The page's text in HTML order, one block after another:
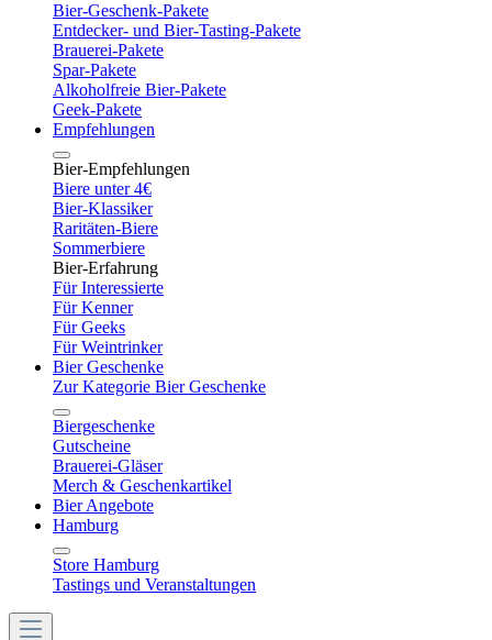
Bier-Geschenk-Pakete
Entdecker- und Bier-Tasting-Pakete
Brauerei-Pakete
Spar-Pakete
Alkoholfreie Bier-Pakete
Geek-Pakete
Empfehlungen
Bier-Empfehlungen
Biere unter 4€
Bier-Klassiker
Raritäten-Biere
Sommerbiere
Bier-Erfahrung
Für Interessierte
Für Kenner
Für Geeks
Für Weintrinker
Bier Geschenke
Zur Kategorie Bier Geschenke
Biergeschenke
Gutscheine
Brauerei-Gläser
Merch & Geschenkartikel
Bier Angebote
Hamburg
Store Hamburg
Tastings und Veranstaltungen